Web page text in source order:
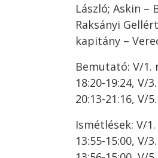
László; Askin –
Raksányi
kapitány –
Bemutató: V/1.
18:20-19:24, V/
20:13-21:16, V/
Ismétlések: V/1.
13:55-15:00, V/